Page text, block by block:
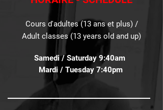
Cours d'adultes (13 ans et plus) /
Adult classes (13 years old and up)
Samedi / Sat​urday 9:40am
Mardi / Tuesday 7:40pm